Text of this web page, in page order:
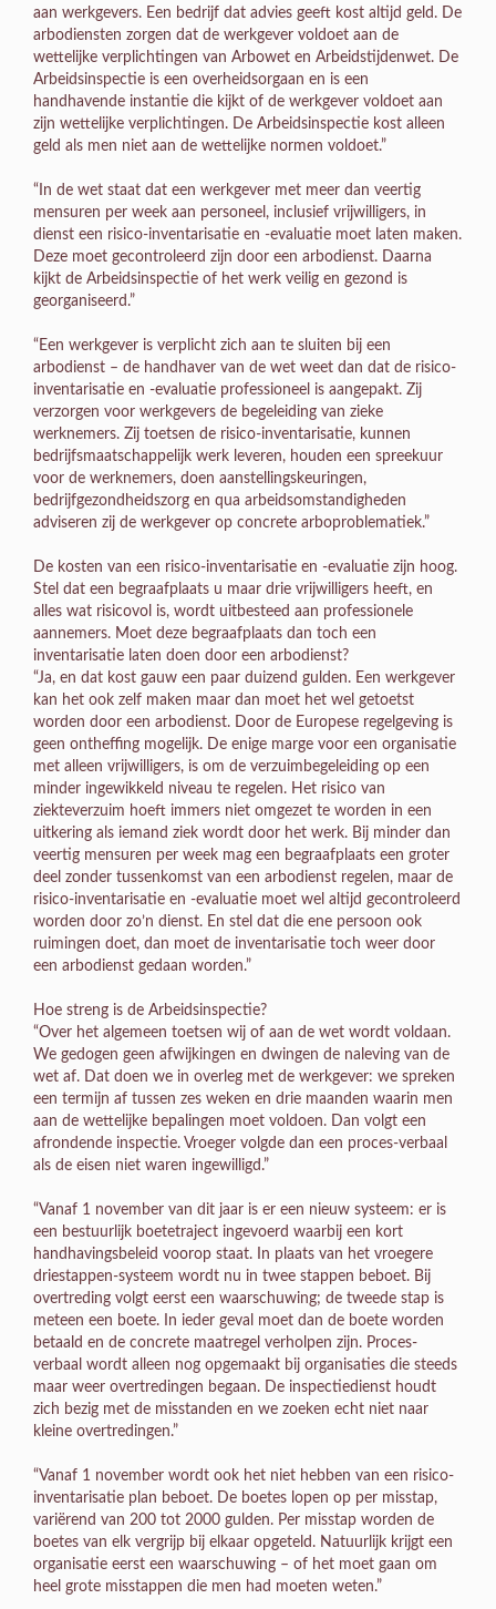
aan werkgevers. Een bedrijf dat advies geeft kost altijd geld. De
arbodiensten zorgen dat de werkgever voldoet aan de
wettelijke verplichtingen van Arbowet en Arbeidstijdenwet. De
Arbeidsinspectie is een overheidsorgaan en is een
handhavende instantie die kijkt of de werkgever voldoet aan
zijn wettelijke verplichtingen. De Arbeidsinspectie kost alleen
geld als men niet aan de wettelijke normen voldoet.”
“In de wet staat dat een werkgever met meer dan veertig
mensuren per week aan personeel, inclusief vrijwilligers, in
dienst een risico-inventarisatie en -evaluatie moet laten maken.
Deze moet gecontroleerd zijn door een arbodienst. Daarna
kijkt de Arbeidsinspectie of het werk veilig en gezond is
georganiseerd.”
“Een werkgever is verplicht zich aan te sluiten bij een
arbodienst – de handhaver van de wet weet dan dat de risico-
inventarisatie en -evaluatie professioneel is aangepakt. Zij
verzorgen voor werkgevers de begeleiding van zieke
werknemers. Zij toetsen de risico-inventarisatie, kunnen
bedrijfsmaatschappelijk werk leveren, houden een spreekuur
voor de werknemers, doen aanstellingskeuringen,
bedrijfgezondheidszorg en qua arbeidsomstandigheden
adviseren zij de werkgever op concrete arboproblematiek.”
De kosten van een risico-inventarisatie en -evaluatie zijn hoog.
Stel dat een begraafplaats u maar drie vrijwilligers heeft, en
alles wat risicovol is, wordt uitbesteed aan professionele
aannemers. Moet deze begraafplaats dan toch een
inventarisatie laten doen door een arbodienst?
“Ja, en dat kost gauw een paar duizend gulden. Een werkgever
kan het ook zelf maken maar dan moet het wel getoetst
worden door een arbodienst. Door de Europese regelgeving is
geen ontheffing mogelijk. De enige marge voor een organisatie
met alleen vrijwilligers, is om de verzuimbegeleiding op een
minder ingewikkeld niveau te regelen. Het risico van
ziekteverzuim hoeft immers niet omgezet te worden in een
uitkering als iemand ziek wordt door het werk. Bij minder dan
veertig mensuren per week mag een begraafplaats een groter
deel zonder tussenkomst van een arbodienst regelen, maar de
risico-inventarisatie en -evaluatie moet wel altijd gecontroleerd
worden door zo’n dienst. En stel dat die ene persoon ook
ruimingen doet, dan moet de inventarisatie toch weer door
een arbodienst gedaan worden.”
Hoe streng is de Arbeidsinspectie?
“Over het algemeen toetsen wij of aan de wet wordt voldaan.
We gedogen geen afwijkingen en dwingen de naleving van de
wet af. Dat doen we in overleg met de werkgever: we spreken
een termijn af tussen zes weken en drie maanden waarin men
aan de wettelijke bepalingen moet voldoen. Dan volgt een
afrondende inspectie. Vroeger volgde dan een proces-verbaal
als de eisen niet waren ingewilligd.”
“Vanaf 1 november van dit jaar is er een nieuw systeem: er is
een bestuurlijk boetetraject ingevoerd waarbij een kort
handhavingsbeleid voorop staat. In plaats van het vroegere
driestappen-systeem wordt nu in twee stappen beboet. Bij
overtreding volgt eerst een waarschuwing; de tweede stap is
meteen een boete. In ieder geval moet dan de boete worden
betaald en de concrete maatregel verholpen zijn. Proces-
verbaal wordt alleen nog opgemaakt bij organisaties die steeds
maar weer overtredingen begaan. De inspectiedienst houdt
zich bezig met de misstanden en we zoeken echt niet naar
kleine overtredingen.”
“Vanaf 1 november wordt ook het niet hebben van een risico-
inventarisatie plan beboet. De boetes lopen op per misstap,
variërend van 200 tot 2000 gulden. Per misstap worden de
boetes van elk vergrijp bij elkaar opgeteld. Natuurlijk krijgt een
organisatie eerst een waarschuwing – of het moet gaan om
heel grote misstappen die men had moeten weten.”